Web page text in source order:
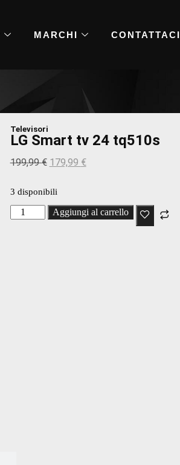
MARCHI CONTATTACI
Televisori
LG Smart tv 24 tq510s
199,99€ 179,99 €
3 disponibili
Aggiungi al carrello